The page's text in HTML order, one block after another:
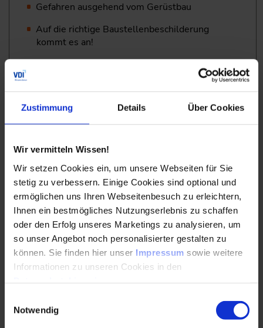
Zustimmung Details Über Cookies
Wir vermitteln Wissen!
Wir setzen Cookies ein, um unsere Webseiten für Sie
stetig zu verbessern. Einige Cookies sind optional und
ermöglichen uns Ihren Webseitenbesuch zu erleichtern,
Ihnen ein bestmögliches Nutzungserlebnis zu schaffen
oder den Erfolg unseres Marketings zu analysieren, um
so unser Angebot noch personalisierter gestalten zu
können. Sie finden hier unser Impressum sowie weitere
Informationen zu unseren Cookies in den
Notwendig
Gefahren ausgehend vom Gerüstbau
Auf die richtige Baustellenbeschilderung
kommt es an!
hinein?
Der Kontraktorenpass
LMRA – Last Minute Risk Analysis
Sicherheitskoordination & tägliches
Koordinationsmeeting
Safety Walks & Spot Check Audits
Umgang mit Ereignissen
Qualitätssicherung auf der Baustelle